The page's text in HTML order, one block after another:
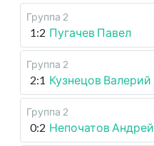
Группа 2
1:2 Пугачев Павел
Группа 2
2:1 Кузнецов Валерий
Группа 2
0:2 Непочатов Андрей